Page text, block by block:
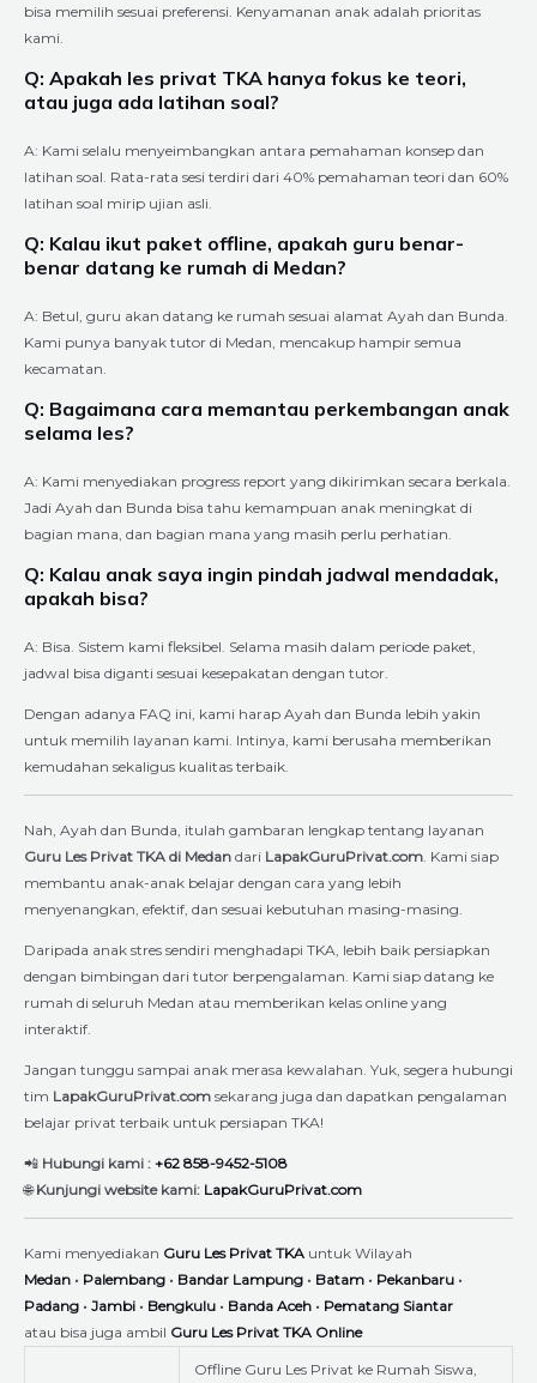
bisa memilih sesuai preferensi. Kenyamanan anak adalah prioritas
kami.
Q: Apakah les privat TKA hanya fokus ke teori,
atau juga ada latihan soal?
A: Kami selalu menyeimbangkan antara pemahaman konsep dan
latihan soal. Rata-rata sesi terdiri dari 40% pemahaman teori dan 60%
latihan soal mirip ujian asli.
Q: Kalau ikut paket offline, apakah guru benar-
benar datang ke rumah di Medan?
A: Betul, guru akan datang ke rumah sesuai alamat Ayah dan Bunda.
Kami punya banyak tutor di Medan, mencakup hampir semua
kecamatan.
Q: Bagaimana cara memantau perkembangan anak
selama les?
A: Kami menyediakan progress report yang dikirimkan secara berkala.
Jadi Ayah dan Bunda bisa tahu kemampuan anak meningkat di
bagian mana, dan bagian mana yang masih perlu perhatian.
Q: Kalau anak saya ingin pindah jadwal mendadak,
apakah bisa?
A: Bisa. Sistem kami fleksibel. Selama masih dalam periode paket,
jadwal bisa diganti sesuai kesepakatan dengan tutor.
Dengan adanya FAQ ini, kami harap Ayah dan Bunda lebih yakin
untuk memilih layanan kami. Intinya, kami berusaha memberikan
kemudahan sekaligus kualitas terbaik.
Nah, Ayah dan Bunda, itulah gambaran lengkap tentang layanan
Guru Les Privat TKA di Medan dari LapakGuruPrivat.com . Kami siap
membantu anak-anak belajar dengan cara yang lebih
menyenangkan, efektif, dan sesuai kebutuhan masing-masing.
Daripada anak stres sendiri menghadapi TKA, lebih baik persiapkan
dengan bimbingan dari tutor berpengalaman. Kami siap datang ke
rumah di seluruh Medan atau memberikan kelas online yang
interaktif.
Jangan tunggu sampai anak merasa kewalahan. Yuk, segera hubungi
tim LapakGuruPrivat.com sekarang juga dan dapatkan pengalaman
belajar privat terbaik untuk persiapan TKA!
📲 Hubungi kami : +62 858-9452-5108
🌐Kunjungi website kami: LapakGuruPrivat.com
Kami menyediakan Guru Les Privat TKA untuk Wilayah
Medan • Palembang • Bandar Lampung • Batam • Pekanbaru •
Padang • Jambi • Bengkulu • Banda Aceh • Pematang Siantar
atau bisa juga ambil Guru Les Privat TKA Online
Offline Guru Les Privat ke Rumah Siswa,